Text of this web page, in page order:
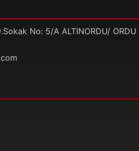
No: 5/A ALTINORDU/ ORDU